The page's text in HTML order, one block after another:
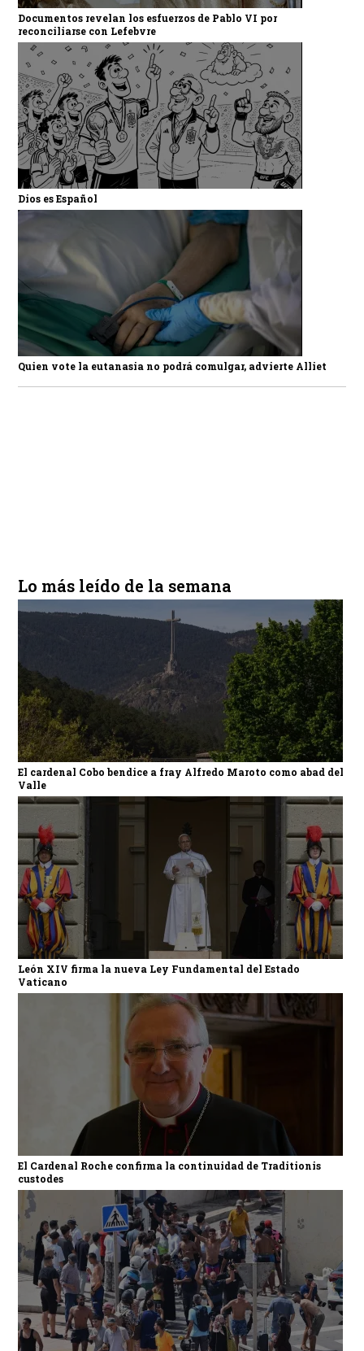
Documentos revelan los esfuerzos de Pablo VI por
reconciliarse con Lefebvre
Dios es Español
Quien vote la eutanasia no podrá comulgar, advierte Alliet
Lo más leído de la semana
El cardenal Cobo bendice a fray Alfredo Maroto como abad del
Valle
León XIV firma la nueva Ley Fundamental del Estado
Vaticano
El Cardenal Roche confirma la continuidad de Traditionis
custodes